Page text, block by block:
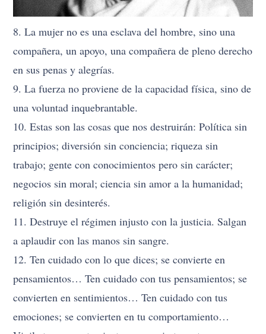
8. La mujer no es una esclava del hombre, sino una
compañera, un apoyo, una compañera de pleno derecho
en sus penas y alegrías.
9. La fuerza no proviene de la capacidad física, sino de
una voluntad inquebrantable.
10. Estas son las cosas que nos destruirán: Política sin
principios; diversión sin conciencia; riqueza sin
trabajo; gente con conocimientos pero sin carácter;
negocios sin moral; ciencia sin amor a la humanidad;
religión sin desinterés.
11. Destruye el régimen injusto con la justicia. Salgan
a aplaudir con las manos sin sangre.
12. Ten cuidado con lo que dices; se convierte en
pensamientos… Ten cuidado con tus pensamientos; se
convierten en sentimientos… Ten cuidado con tus
emociones; se convierten en tu comportamiento…